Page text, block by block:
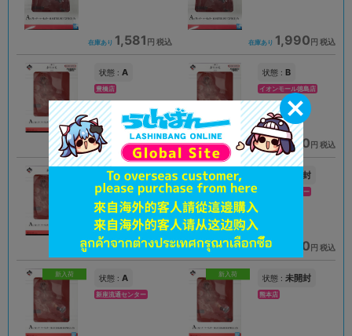
在庫あり 1,581 円 税込 在庫あり 1,990円 税込
状態 : A
豊橋店
在庫あり 1,690円 税込
状態 : B
イオンモール徳島店
在庫あり 1,290円 税込
状態 : A
広島店
在庫あり 1,290円 税込
未開封
新座流通センター
在庫あり 1,890円 税込
新入荷 状態 : A
新座流通センター
新入荷 状態 : 未開封
熊本店